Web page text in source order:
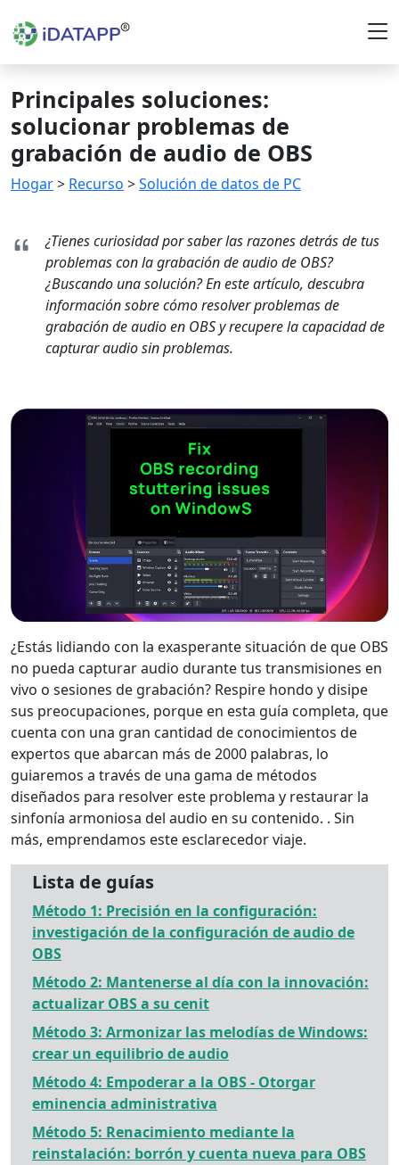
Principales soluciones:
solucionar problemas de
grabación de audio de OBS
Hogar> Recurso >Solución de datos de PC
¿Tienes curiosidad por saber las razones detrás de tus
problemas con la grabación de audio de OBS?
¿Buscando una solución? En este artículo, descubra
información sobre cómo resolver problemas de
grabación de audio en OBS y recupere la capacidad de
capturar audio sin problemas.
¿Estás lidiando con la exasperante situación de que OBS
no pueda capturar audio durante tus transmisiones en
vivo o sesiones de grabación? Respire hondo y disipe
sus preocupaciones, porque en esta guía completa, que
cuenta con una gran cantidad de conocimientos de
expertos que abarcan más de 2000 palabras, lo
guiaremos a través de una gama de métodos
diseñados para resolver este problema y restaurar la
sinfonía armoniosa del audio en su contenido. . Sin
más, emprendamos este esclarecedor viaje.
Lista de guías
Método 1: Precisión en la configuración:
investigación de la configuración de audio de
OBS
Método 2: Mantenerse al día con la innovación:
actualizar OBS a su cenit
Método 3: Armonizar las melodías de Windows:
crear un equilibrio de audio
Método 4: Empoderar a la OBS - Otorgar
eminencia administrativa
Método 5: Renacimiento mediante la
reinstalación: borrón y cuenta nueva para OBS